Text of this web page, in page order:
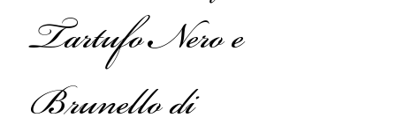
Tartufo Nero e
Brunello di